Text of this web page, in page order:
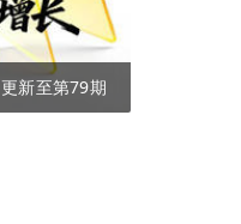
更新至第79期